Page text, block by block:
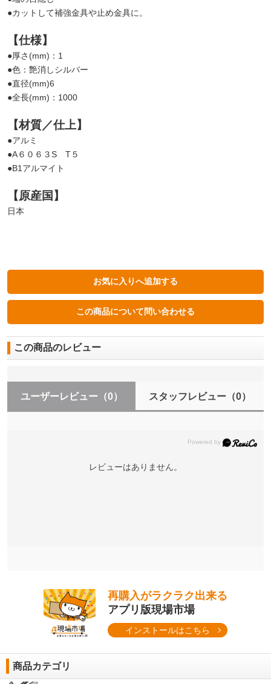
●カットして補強金具や止め金具に。
【仕様】
●厚さ(mm)：1
●色：艶消しシルバー
●直径(mm)6
●全長(mm)：1000
【材質／仕上】
●アルミ
●A６０６３S T５
●B1アルマイト
【原産国】
日本
この商品のレビュー
ユーザーレビュー （0） スタッフレビュー（0）
レビューはありません。
再購入がラクラク出来る
アプリ版現場市場
インストールはこちら
商品カテゴリ